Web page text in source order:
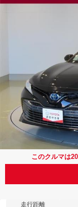
このクルマは
走行距離